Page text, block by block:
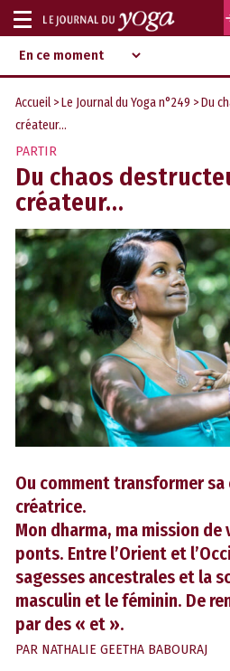
Aller
au
contenu
d‘information
indépendant
Afficher
ou
masquer
la
navigation
Accueil >Le Journal du Yoga n°249 > Du
créateur…
PARTIR
Du chaos
créateur…
Ou comment transformer sa
créatrice.
Mon dharma, ma mission de
ponts. Entre l’Orient et
sagesses ancestrales et la
masculin et le féminin. De
par des « et ».
PAR NATHALIE GEETHA BABOURAJ